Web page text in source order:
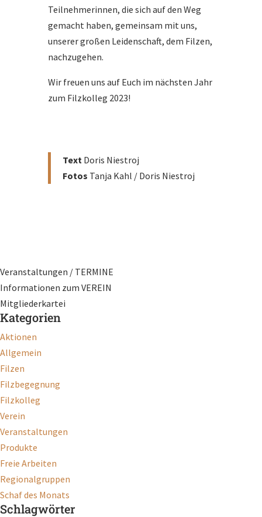
Teilnehmerinnen, die sich auf den Weg
gemacht haben, gemeinsam mit uns,
unserer großen Leidenschaft, dem Filzen,
nachzugehen.
Wir freuen uns auf Euch im nächsten Jahr
zum Filzkolleg 2023!
TextDoris Niestroj
Fotos Tanja Kahl / Doris Niestroj
Veranstaltungen / TERMINE
Informationen zum VEREIN
Mitgliederkartei
Kategorien
Aktionen
Allgemein
Filzen
Filzbegegnung
Filzkolleg
Verein
Veranstaltungen
Produkte
Freie Arbeiten
Regionalgruppen
Schaf des Monats
Schlagwörter